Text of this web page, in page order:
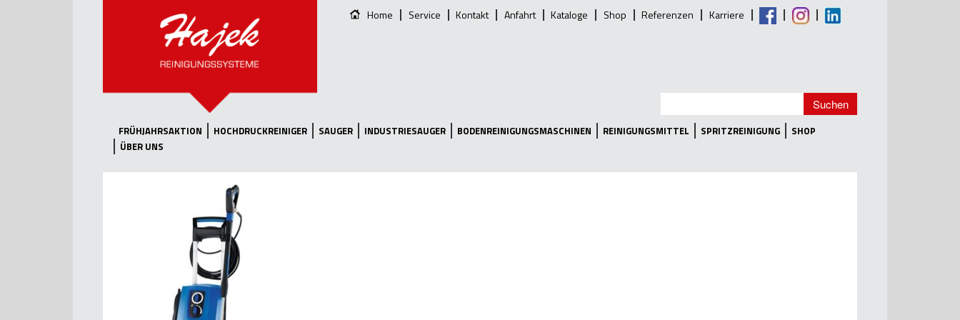
Home Service Kontakt Anfahrt Kataloge Shop Referenzen Karriere
FRÜHJAHRSAKTION HOCHDRUCKREINIGER SAUGER INDUSTRIESAUGER BODENREINIGUNGSMASCHINEN REINIGUNGSMITTEL SPRITZREINIGUNG
SHOP
ÜBER UNS